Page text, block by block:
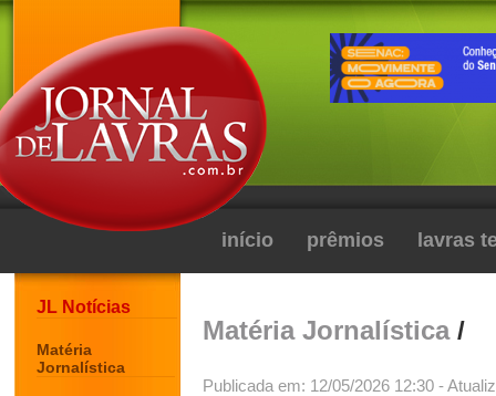
início prêmios lavras
JL Notícias
Matéria
Jornalística
Matéria Jornalística/
Publicada em: 12/05/2026 12:30 -